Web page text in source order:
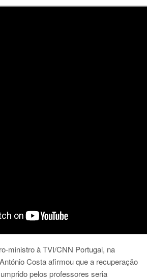
ministro à TVI/CNN Portugal, na
Costa afirmou que a recuperação
pelos professores seria